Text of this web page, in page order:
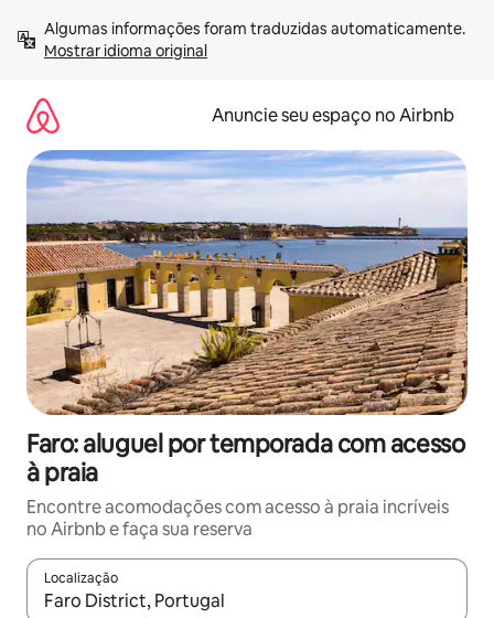
para
Mostrar idioma original
Anuncie seu espaço no Airbnb
Faro: aluguel por temporada com acesso
à praia
Encontre acomodações com acesso à praia incríveis
no Airbnb e faça sua reserva
Localização
Quando os resultados estiverem disponíveis, explore-os